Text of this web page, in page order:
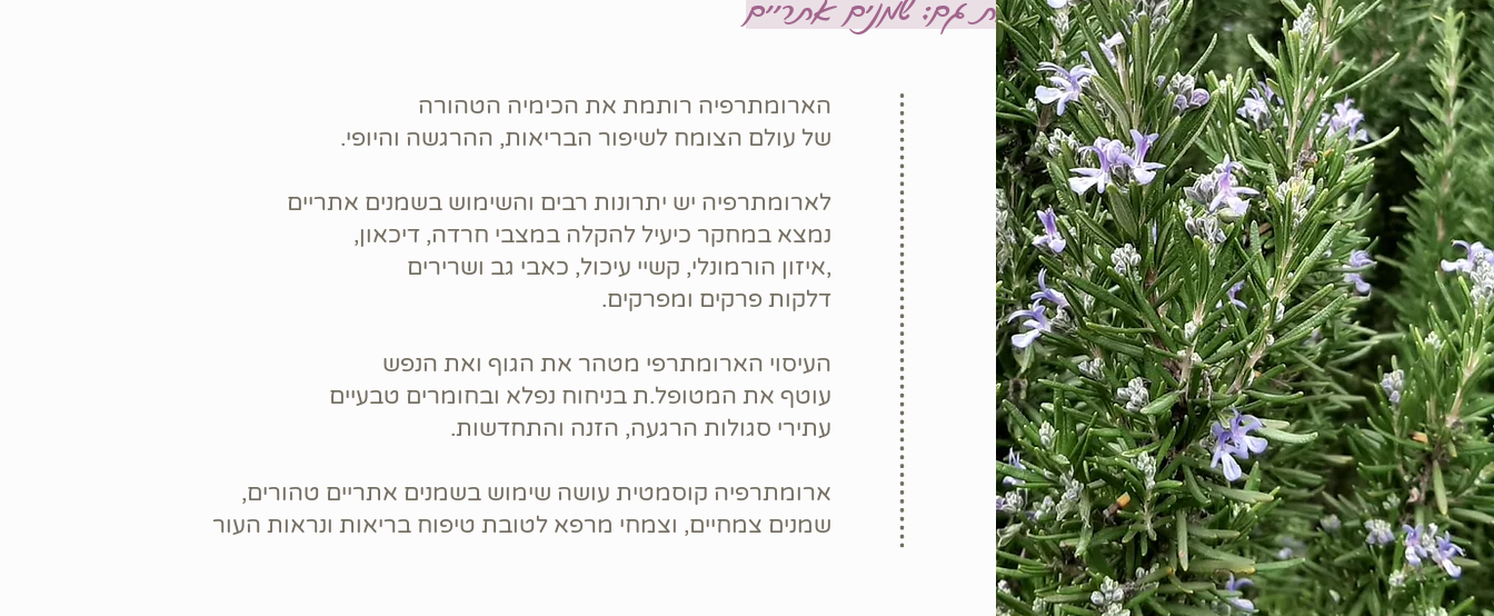
הארומתרפיה רותמת את הכימיה הטהורה
.של עולם הצומח לשיפור הבריאות, ההרגשה והיופי
לארומתרפיה יש יתרונות רבים והשימוש בשמנים אתריים
,נמצא במחקר כיעיל להקלה במצבי חרדה, דיכאון
איזון הורמונלי, קשיי עיכול, כאבי גב ושרירים,
.דלקות פרקים ומפרקים
העיסוי הארומתרפי מטהר את הגוף ואת הנפש
עוטף את המטופל.ת בניחוח נפלא ובחומרים טבעיים
.עתירי סגולות הרגעה, הזנה והתחדשות
,ארומתרפיה קוסמטית עושה שימוש בשמנים אתריים טהורים
שמנים צמחיים, וצמחי מרפא לטובת טיפוח בריאות ונראות העור